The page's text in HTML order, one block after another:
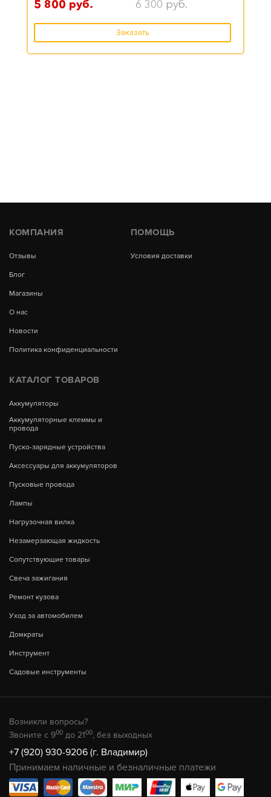
5 800 руб. 6 300 руб.
Заказать
КОМПАНИЯ
Отзывы
Блог
Магазины
О нас
Новости
Политика конфиденциальности
ПОМОЩЬ
Условия доставки
КАТАЛОГ ТОВАРОВ
Аккумуляторы
Аккумуляторные клеммы и
провода
Пуско-зарядные устройства
Аксессуары для аккумуляторов
Пусковые провода
Лампы
Нагрузочная вилка
Незамерзающая жидкость
Сопутствующие товары
Свеча зажигания
Ремонт кузова
Уход за автомобилем
Домкраты
Инструмент
Садовые инструменты
Возникли вопросы?
Звоните с 900 до 2100, без выходных
+7 (920) 930-9206 (г. Владимир)
Принимаем наличные и безналичные платежи